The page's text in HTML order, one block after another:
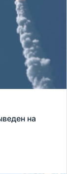
на